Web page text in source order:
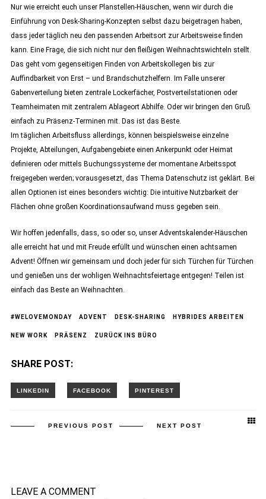
Nur wie erreicht euch unser Planstellen-Häuschen, wenn wir durch die
Einführung von Desk-Sharing-Konzepten selbst dazu beigetragen haben,
dass jeder täglich neu den passenden Arbeitsort zur Arbeitsweise finden
kann. Eine Frage, die sich nicht nur den fleißigen Weihnachtswichteln stellt.
Das geht vom gegenseitigen Finden von Arbeitskollegen bis zur
Auffindbarkeit von Erst – und Brandschutzhelfern. Im Falle unserer
Gabenverteilung bieten zentrale Lockerfächer, Postverteilstationen oder
Teamheimaten mit zentralem Ablageort Abhilfe. Oder wir bringen den Gruß
einfach zu Präsenz-Terminen mit. Das ist das Beste.
Im täglichen Arbeitsfluss allerdings, können beispielsweise einzelne
Projekte, Abteilungen, Aufgabengebiete einen Ankerpunkt oder Heimat
definieren oder mittels Buchungssysteme der momentane Arbeitsspot
freigegeben werden; vorausgesetzt, das Thema Datenschutz ist geklärt. Bei
allen Optionen ist eines besonders wichtig: Die intuitive Nutzbarkeit der
Flächen ohne großen Koordinationsaufwand muss gegeben sein.
Wir hoffen jedenfalls, dass, so oder so, unser Adventskalender-Häuschen
alle erreicht hat und mit Freude erfüllt und wünschen einen achtsamen
Advent! Öffnen wir gemeinsam und doch jeder für sich Türchen für Türchen
und genießen uns der wohligen Weihnachtsfeiertage entgegen! Teilen ist
einfach das Beste an Weihnachten.
#WELOVEMONDAY ADVENT DESK-SHARING HYBRIDES ARBEITEN
NEW WORK PRÄSENZ ZURÜCK INS BÜRO
SHARE POST:
PREVIOUS POST NEXT POST
LEAVE A COMMENT